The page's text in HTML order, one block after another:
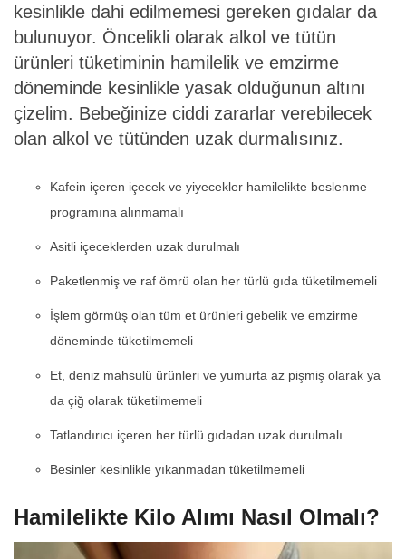
kesinlikle dahi edilmemesi gereken gıdalar da
bulunuyor. Öncelikli olarak alkol ve tütün
ürünleri tüketiminin hamilelik ve emzirme
döneminde kesinlikle yasak olduğunun altını
çizelim. Bebeğinize ciddi zararlar verebilecek
olan alkol ve tütünden uzak durmalısınız.
Kafein içeren içecek ve yiyecekler hamilelikte beslenme
programına alınmamalı
Asitli içeceklerden uzak durulmalı
Paketlenmiş ve raf ömrü olan her türlü gıda tüketilmemeli
İşlem görmüş olan tüm et ürünleri gebelik ve emzirme
döneminde tüketilmemeli
Et, deniz mahsulü ürünleri ve yumurta az pişmiş olarak ya
da çiğ olarak tüketilmemeli
Tatlandırıcı içeren her türlü gıdadan uzak durulmalı
Besinler kesinlikle yıkanmadan tüketilmemeli
Hamilelikte Kilo Alımı Nasıl Olmalı?